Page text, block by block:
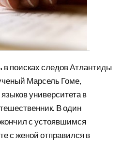
поисках следов Атлантиды
Марсель Гоме,
университета в
В один
с устоявшимся
с женой отправился в